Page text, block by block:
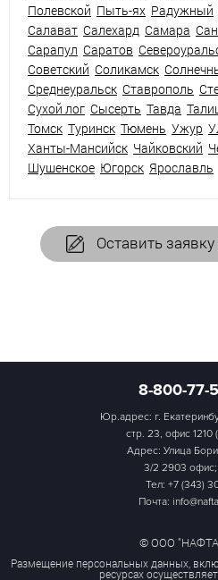
Полевской Пыть-ях Радужный
Салават Салехард Самара
Сарапул Саратов
Советский Соликамск
Среднеуральск Ставрополь
Сухой лог Сысерть Тавда
Томск Туринск Тюмень Ужур
Ханты-Мансийск Чайковский
Шушенское Югорск Ярославль
Оставить
8-800-77-
Юр.адрес: г.
стр. 23, офис 1210
Адрес: Улица
3/2 2903
Тел: +7 (343)
Почта:
© ООО
Размещение персональных данных,
ресурсах